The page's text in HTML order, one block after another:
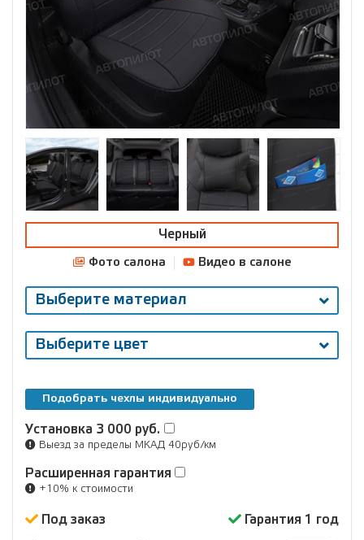
Черный
Фото салона Видео в салоне
Выберите материал
Выберите цвет
Подобрать чехлы индивидуально
Установка 3 000 руб.
Выезд за пределы МКАД 40руб/км
Расширенная гарантия
+10% к стоимости
Под заказ Гарантия 1 год